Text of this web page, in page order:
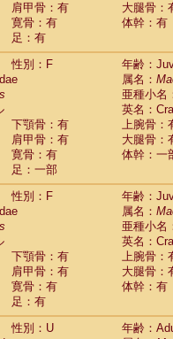
肩甲骨：有
大腿骨：
寛骨：有
体幹：有
足：有
性別：F
年齢：
属名：
亜種小名
英名：
下顎骨：有
上腕骨：
肩甲骨：有
大腿骨：
寛骨：有
体幹：一
足：一部
性別：F
年齢：
属名：
亜種小名
英名：
下顎骨：有
上腕骨：
肩甲骨：有
大腿骨：
寛骨：有
体幹：有
足：有
性別：U
年齢：